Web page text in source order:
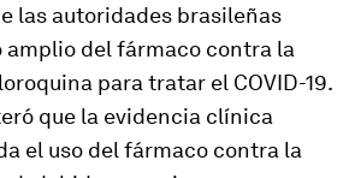
las autoridades brasileñas
amplio del fármaco contra la
para tratar el COVID-19.
que la evidencia clínica
el uso del fármaco contra la